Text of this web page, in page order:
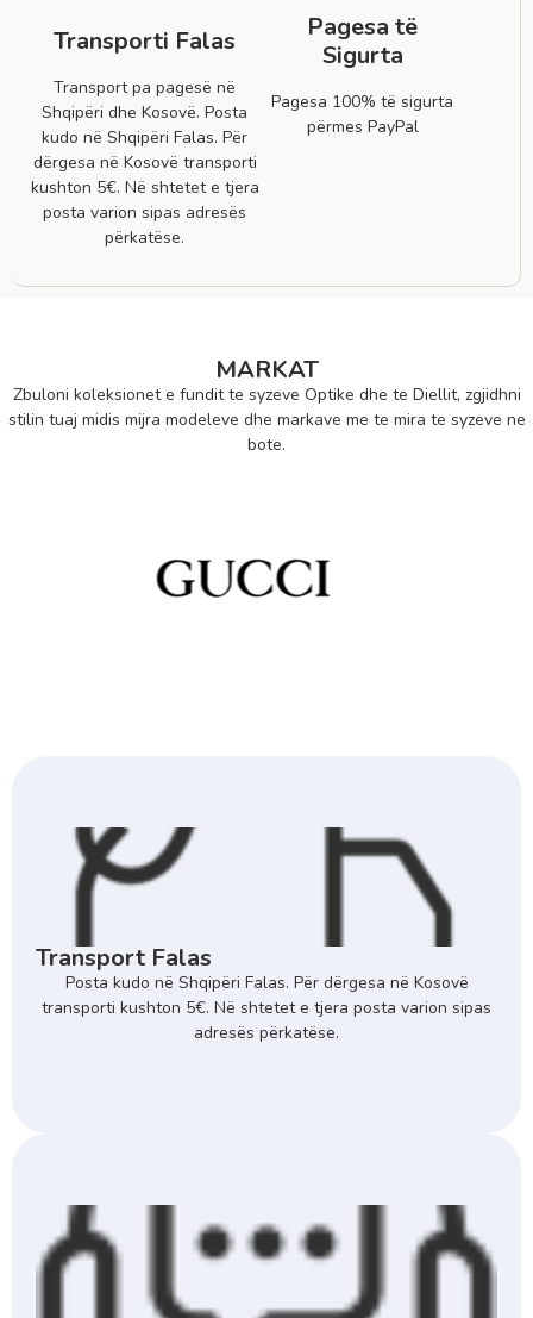
Transporti Falas
Transport pa pagesë në
Shqipëri dhe Kosovë. Posta
kudo në Shqipëri Falas. Për
dërgesa në Kosovë transporti
kushton 5€. Në shtetet e tjera
posta varion sipas adresës
përkatëse.
Pagesa të
Sigurta
Pagesa 100% të sigurta
përmes PayPal
MARKAT
Zbuloni koleksionet e fundit te syzeve Optike dhe te Diellit, zgjidhni
stilin tuaj midis mijra modeleve dhe markave me te mira te syzeve ne
bote.
Transport Falas
Posta kudo në Shqipëri Falas. Për dërgesa në Kosovë
transporti kushton 5€. Në shtetet e tjera posta varion sipas
adresës përkatëse.